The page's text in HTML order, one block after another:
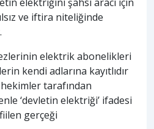
ve iftira niteliğinde
elektrik abonelikleri
kendi adlarına kayıtlıdır
tarafından
‘devletin elektriği’ ifadesi
gerçeği